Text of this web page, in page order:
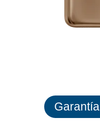
Garantía